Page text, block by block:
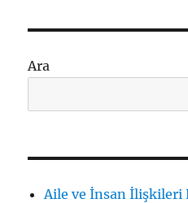
Ara
Aile ve İnsan İlişkileri